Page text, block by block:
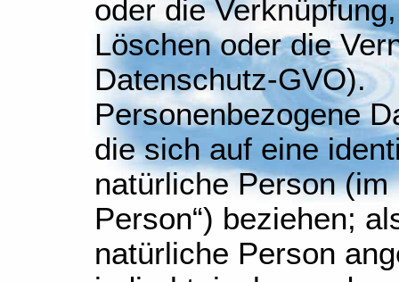
oder die
Löschen oder die
Datenschutz-GVO).
Personenbezogene
die sich auf eine
natürliche Person (im
Person“) beziehen;
natürliche Person